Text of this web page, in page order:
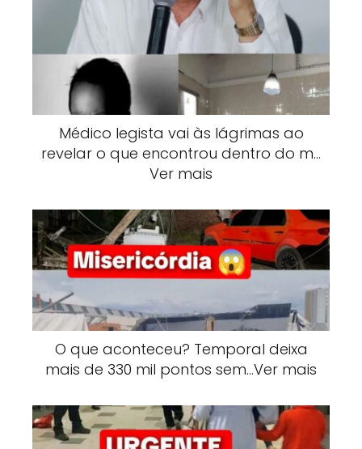
Médico legista vai às lágrimas ao
revelar o que encontrou dentro do m…
Ver mais
O que aconteceu? Temporal deixa
mais de 330 mil pontos sem…Ver mais